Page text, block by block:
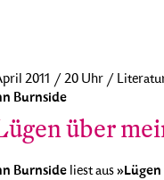
2011 / 20 Uhr /
Burnside
über
Burnsideliest aus